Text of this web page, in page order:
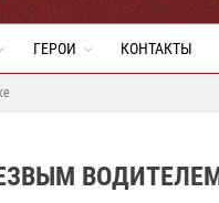
ГЕРОИ КОНТАКТЫ